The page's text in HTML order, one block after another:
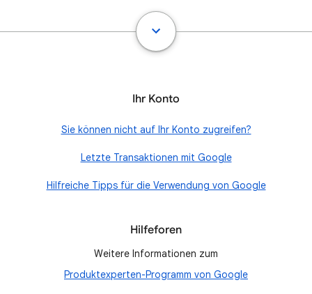
Ihr Konto
Sie können nicht auf Ihr Konto zugreifen?
Letzte Transaktionen mit Google
Hilfreiche Tipps für die Verwendung von Google
Hilfeforen
Weitere Informationen zum
Produktexperten-Programm von Google